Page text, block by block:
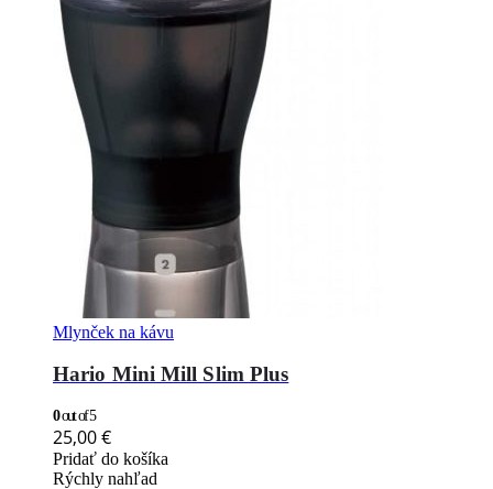
Mlynček na kávu
Hario Mini Mill Slim Plus
0out of 5
25,00€
Pridať do košíka
Rýchly nahľad